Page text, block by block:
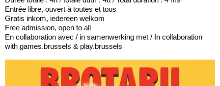
Entrée libre, ouvert à toutes et tous
Gratis inkom, iedereen welkom
Free admission, open to all
En collaboration avec / in samenwerking met / In collaboration
with games.brussels & play.brussels